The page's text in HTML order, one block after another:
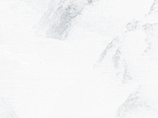
Gitschberg Jochtal